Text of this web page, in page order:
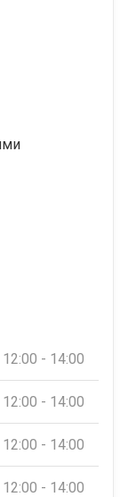
12:00 - 14:00
12:00 - 14:00
12:00 - 14:00
12:00 - 14:00